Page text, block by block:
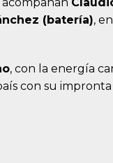
(batería),
, con la energía
con su impronta